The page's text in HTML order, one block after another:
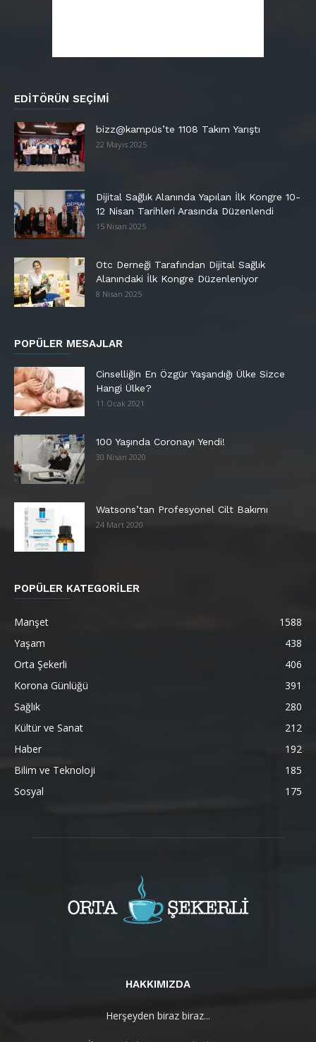
EDITÖRÜN SEÇIMI
bizz@kampüs’te 1108 Takım Yarıştı
22 Mayıs 2025
Dijital Sağlık Alanında Yapılan İlk Kongre 10-
12 Nisan Tarihleri Arasında Düzenlendi
15 Nisan 2025
Otc Derneği Tarafından Dijital Sağlık
Alanındaki İlk Kongre Düzenleniyor
8 Nisan 2025
POPÜLER MESAJLAR
Cinselliğin En Özgür Yaşandığı Ülke Sizce
Hangi Ülke?
11 Ocak 2021
100 Yaşında Coronayı Yendi!
30 Nisan 2020
Watsons’tan Profesyonel Cilt Bakımı
24 Mart 2020
POPÜLER KATEGORİLER
Manşet
1588
Yaşam
438
Orta Şekerli
406
Korona Günlüğü
391
Sağlık
280
Kültür ve Sanat
212
Haber
192
Bilim ve Teknoloji
185
Sosyal
175
HAKKIMIZDA
Herşeyden biraz biraz...